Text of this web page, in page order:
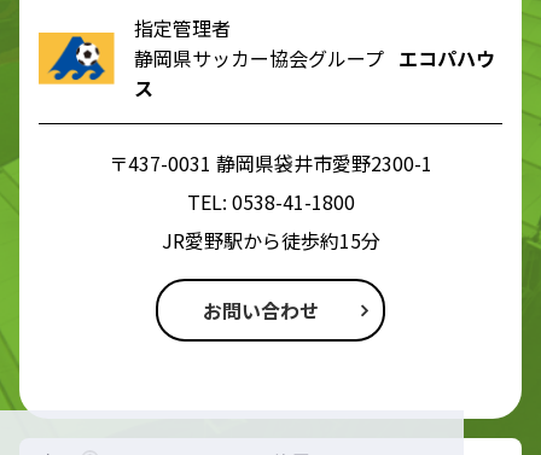
指定管理者
静岡県サッカー協会グループ エコパハウ
ス
〒437-0031 静岡県袋井市愛野2300-1
TEL: 0538-41-1800
JR愛野駅から徒歩約15分
お問い合わせ